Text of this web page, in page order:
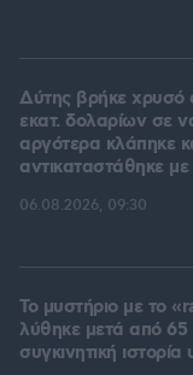
Δύτης βρήκε χρυσό
εκατ. δολαρίων σε
αργότερα κλάπηκε
αντικαταστάθηκε με
06.08.2026, 09:30
Το μυστήριο με το
λύθηκε μετά από 65
συγκινητική ιστορία